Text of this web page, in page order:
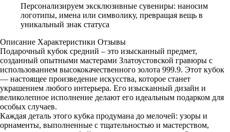
Персонализируем эксклюзивные сувениры: наносим
логотипы, имена или символику, превращая вещь в
уникальный знак статуса
Описание Характеристики Отзывы
Подарочный кубок средний – это изысканный предмет,
созданный опытными мастерами Златоустовской гравюры с
использованием высококачественного золота 999.9. Этот кубок
— настоящее произведение искусства, которое станет
украшением любого интерьера. Его изысканный дизайн и
великолепное исполнение делают его идеальным подарком для
особых случаев.
Каждая деталь этого кубка продумана до мелочей: узоры и
орнаменты, выполненные с тщательностью и мастерством,